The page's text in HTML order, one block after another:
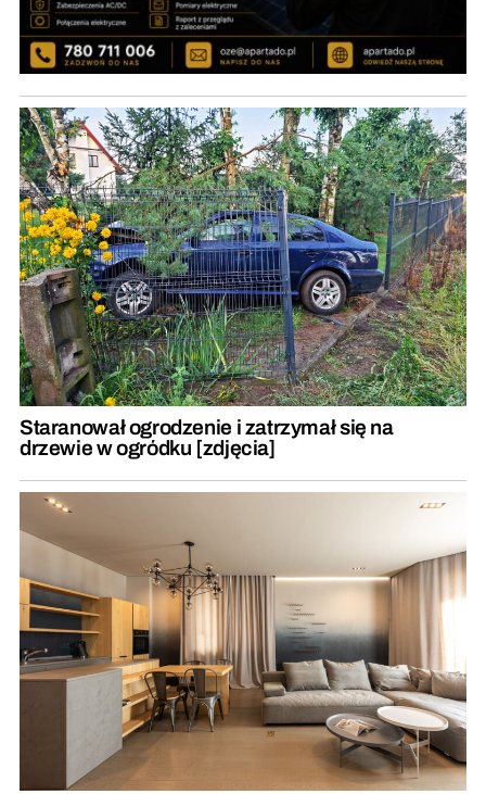
Staranował ogrodzenie i zatrzymał się na
drzewie w ogródku [zdjęcia]